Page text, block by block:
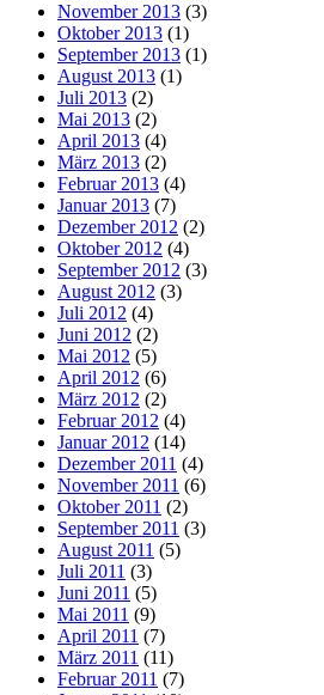
November 2013 (3)
Oktober 2013 (1)
September 2013 (1)
August 2013 (1)
Juli 2013 (2)
Mai 2013 (2)
April 2013 (4)
März 2013 (2)
Februar 2013 (4)
Januar 2013 (7)
Dezember 2012 (2)
Oktober 2012 (4)
September 2012 (3)
August 2012 (3)
Juli 2012 (4)
Juni 2012 (2)
Mai 2012 (5)
April 2012 (6)
März 2012 (2)
Februar 2012 (4)
Januar 2012 (14)
Dezember 2011 (4)
November 2011 (6)
Oktober 2011 (2)
September 2011 (3)
August 2011 (5)
Juli 2011 (3)
Juni 2011 (5)
Mai 2011 (9)
April 2011 (7)
März 2011 (11)
Februar 2011 (7)